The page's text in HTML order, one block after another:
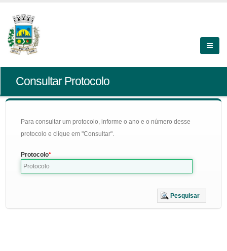
Consultar Protocolo
Para consultar um protocolo, informe o ano e o número desse
protocolo e clique em "Consultar".
Protocolo
Pesquisar